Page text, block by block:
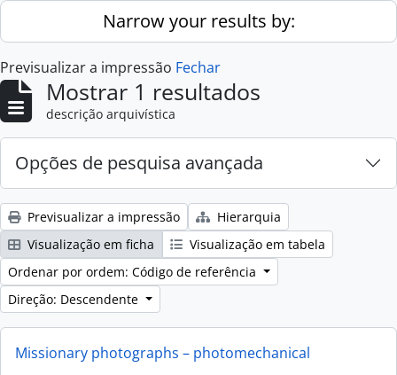
Skip to main contentNarrow your results by:
Previsualizar a impressão Fechar
Mostrar 1 resultados
descrição arquivística
Opções de pesquisa avançada
Previsualizar a impressão
Hierarquia
Visualização em ficha
Visualização em tabela
Ordenar por ordem: Código de referência
Direção: Descendente
Missionary photographs – photomechanical